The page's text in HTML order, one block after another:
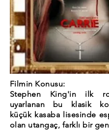
Filmin Konusu:
Stephen King'in ilk
uyarlanan bu klasik
küçük kasaba lisesinde
olan utangaç, farklı bir